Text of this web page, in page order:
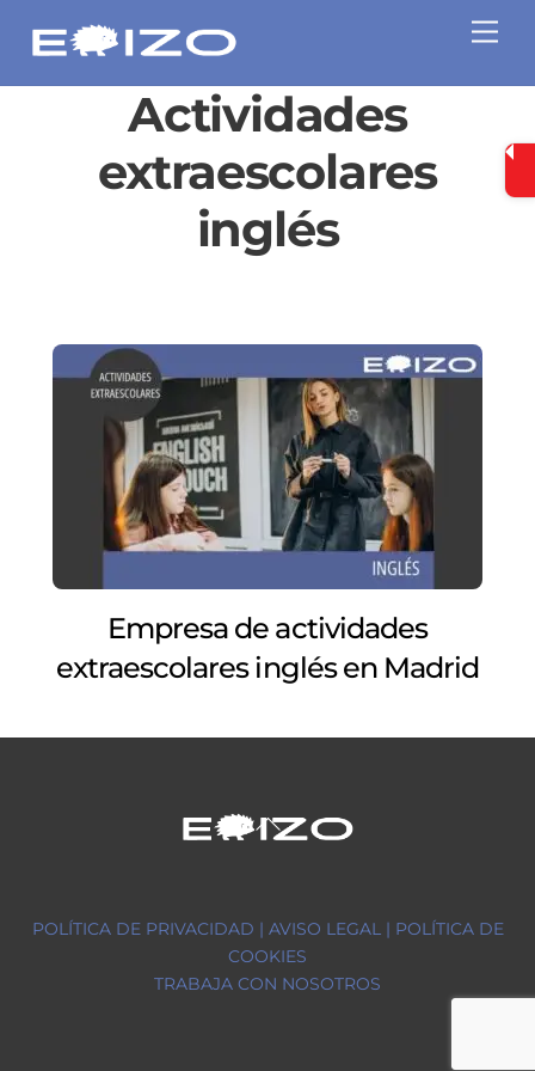
Actividades
extraescolares
inglés
Empresa de actividades
extraescolares inglés en Madrid
Back
POLÍTICA DE PRIVACIDAD | AVISO LEGAL | POLÍTICA DE
COOKIES
TRABAJA CON NOSOTROS